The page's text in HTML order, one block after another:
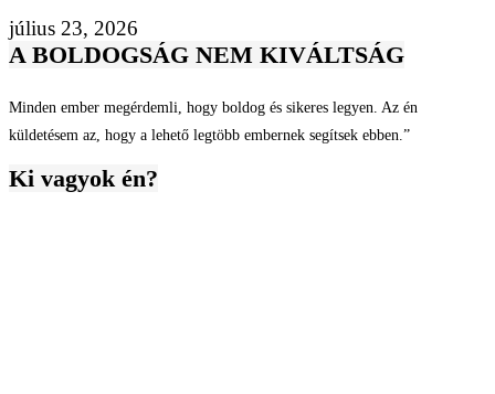
július 23, 2026
A BOLDOGSÁG NEM KIVÁLTSÁG
Minden ember megérdemli, hogy boldog és sikeres legyen. Az én
küldetésem az, hogy a lehető legtöbb embernek segítsek ebben.”
Ki vagyok én?